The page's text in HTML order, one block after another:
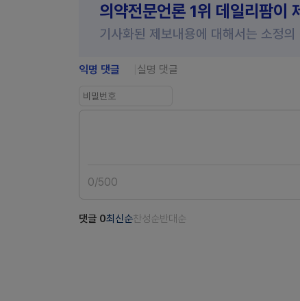
의약전문언론 1위 데일리팜이
기사화된 제보내용에 대해서는 소정의
익명 댓글 실명 댓글
0/500
댓글 0최신순찬성순반대순